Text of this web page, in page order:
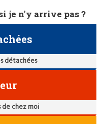
je n'y arrive pas ?
détachées
de chez moi